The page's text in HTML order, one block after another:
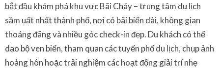
bắt đầu khám phá khu vực Bãi Cháy – trung tâm du lịch
sầm uất nhất thành phố, nơi có bãi biển dài, không gian
thoáng đãng và nhiều góc check-in đẹp. Du khách có thể
dạo bộ ven biển, tham quan các tuyến phố du lịch, chụp ảnh
hoàng hôn hoặc trải nghiệm các hoạt động giải trí nhẹ